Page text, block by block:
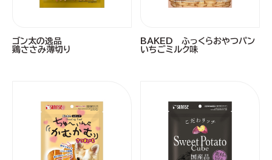
ゴン太の逸品
鶏ささみ薄切り
BAKED ふっくらおやつパン
いちごミルク味